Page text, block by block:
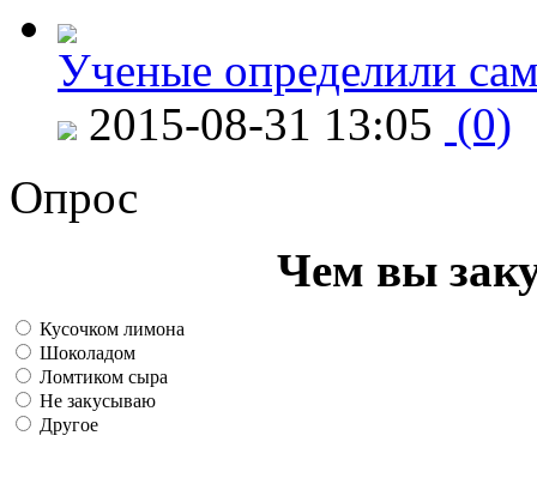
Ученые определили
2015-08-31 13:05 (0)
Опрос
Чем вы
Кусочком лимона
Шоколадом
Ломтиком сыра
Не закусываю
Другое